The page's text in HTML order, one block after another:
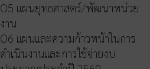
O5 แผนยุทธศาสตร์/พัฒนาหน่วย
งาน
O6 แผนและความก้าวหน้าในการ
ดำเนินงานและการใช้จ่ายงบ